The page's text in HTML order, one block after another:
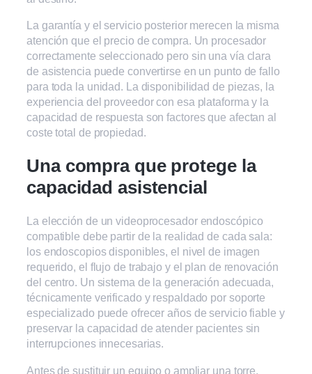
La garantía y el servicio posterior merecen la misma
atención que el precio de compra. Un procesador
correctamente seleccionado pero sin una vía clara
de asistencia puede convertirse en un punto de fallo
para toda la unidad. La disponibilidad de piezas, la
experiencia del proveedor con esa plataforma y la
capacidad de respuesta son factores que afectan al
coste total de propiedad.
Una compra que protege la
capacidad asistencial
La elección de un videoprocesador endoscópico
compatible debe partir de la realidad de cada sala:
los endoscopios disponibles, el nivel de imagen
requerido, el flujo de trabajo y el plan de renovación
del centro. Un sistema de la generación adecuada,
técnicamente verificado y respaldado por soporte
especializado puede ofrecer años de servicio fiable y
preservar la capacidad de atender pacientes sin
interrupciones innecesarias.
Antes de sustituir un equipo o ampliar una torre,